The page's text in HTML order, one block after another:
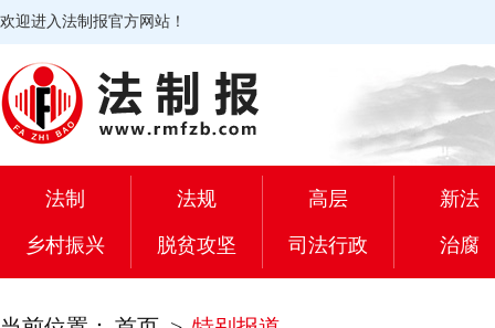
欢迎进入法制报官方网站！
法制 法规 高层 新法
乡村振兴 脱贫攻坚 司法行政 治腐